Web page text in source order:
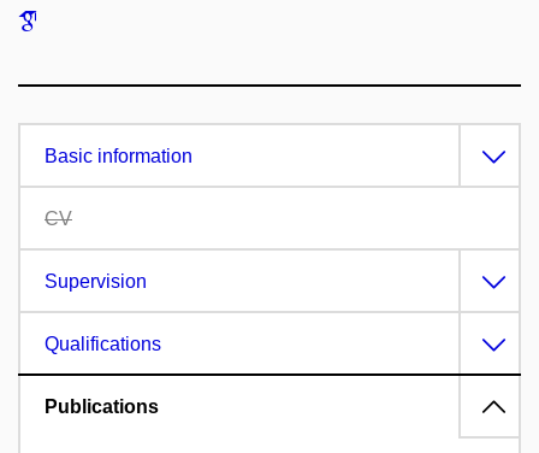
Basic information
CV
Supervision
Qualifications
Publications